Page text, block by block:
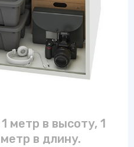
метр в высоту, 1
в длину.